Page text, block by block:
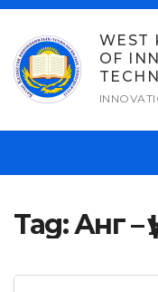
Skip
content
WEST
OF
Tag:Анг –